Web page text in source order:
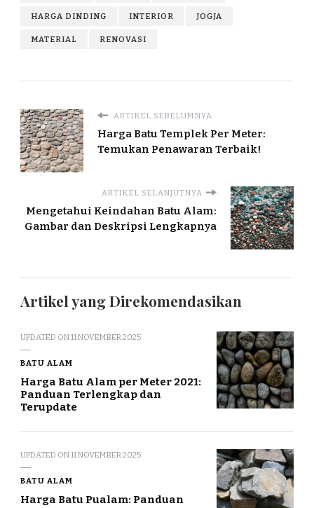
HARGA DINDING INTERIOR JOGJA
MATERIAL RENOVASI
ARTIKEL SEBELUMNYA
Harga Batu Templek Per Meter:
Temukan Penawaran Terbaik!
ARTIKEL SELANJUTNYA
Mengetahui Keindahan Batu Alam:
Gambar dan Deskripsi Lengkapnya
Artikel yang Direkomendasikan
UPDATED ON11 NOVEMBER 2025
BATU ALAM
Harga Batu Alam per Meter 2021:
Panduan Terlengkap dan
Terupdate
UPDATED ON11 NOVEMBER 2025
BATU ALAM
Harga Batu Pualam: Panduan